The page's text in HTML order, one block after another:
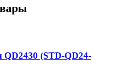
QD2430 (STD-QD24-